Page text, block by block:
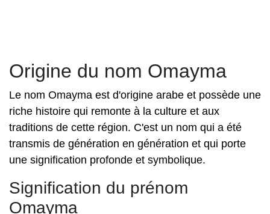
Origine du nom Omayma
Le nom Omayma est d'origine arabe et possède une
riche histoire qui remonte à la culture et aux
traditions de cette région. C'est un nom qui a été
transmis de génération en génération et qui porte
une signification profonde et symbolique.
Signification du prénom
Omayma